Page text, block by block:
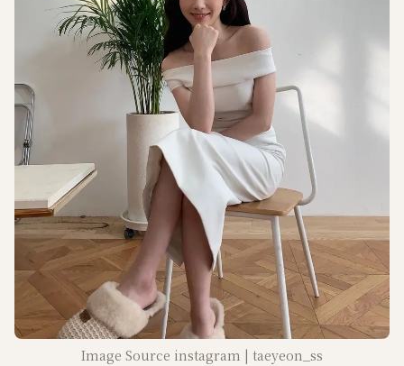
Image Source instagram | taeyeon_ss